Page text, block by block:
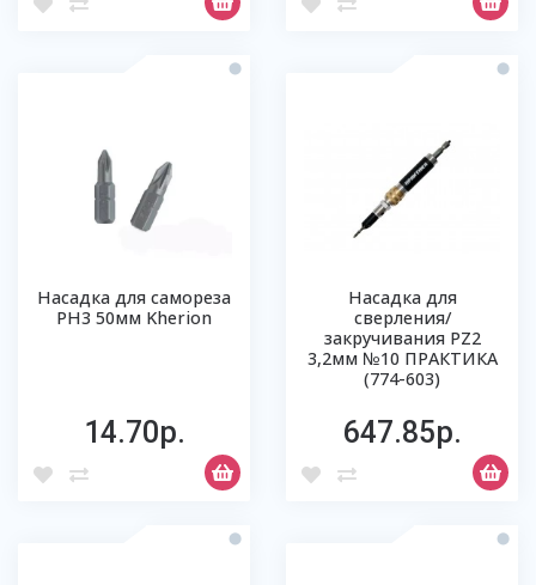
Насадка для самореза
РН3 50мм Kherion
14.70р.
Насадка для
сверления/
закручивания РZ2
3,2мм №10 ПРАКТИКА
(774-603)
647.85р.